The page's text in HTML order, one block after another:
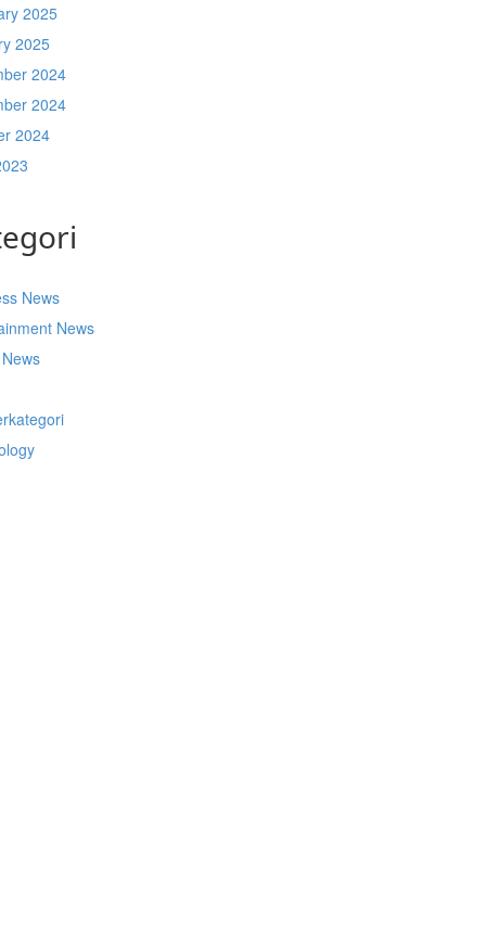
2025
2025
2024
2024
2024
News
News